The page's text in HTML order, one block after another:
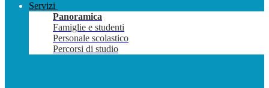
Servizi
Panoramica
Famiglie e studenti
Personale scolastico
Percorsi di studio